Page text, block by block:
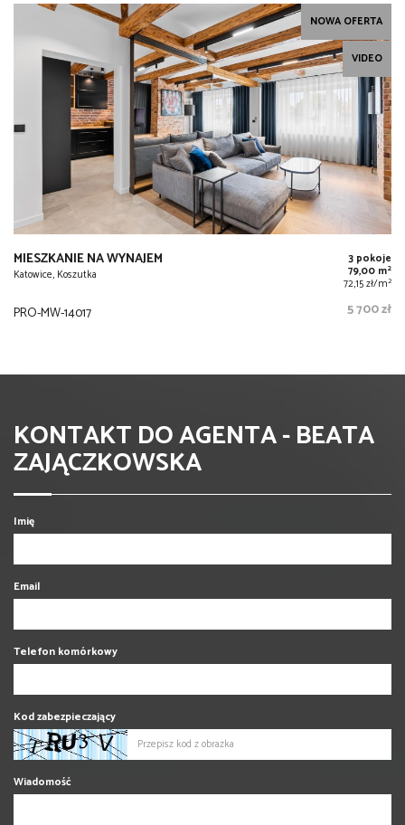
NOWA OFERTA
VIDEO
MIESZKANIE NA WYNAJEM
Katowice, Koszutka
3 pokoje
79,00 m2
72,15 zł/m2
PRO-MW-14017 5 700 zł
KONTAKT DO AGENTA - BEATA
ZAJĄCZKOWSKA
Imię
Email
Telefon komórkowy
Kod zabezpieczający
Wiadomość